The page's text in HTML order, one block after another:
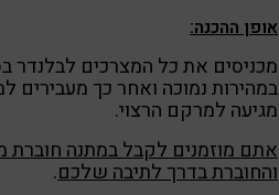
אופן ההכנה:
מכניסים את כל המצרכים לבלנדר
במהירות נמוכה ואחר כך מעבירים
מגיעה למרקם הרצוי.
אתם מוזמנים לקבל במתנה חוברת
והחוברת בדרך לתיבה שלכם.